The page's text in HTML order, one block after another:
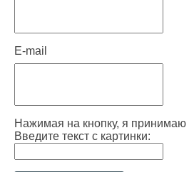
E-mail
Нажимая на кнопку, я принимаю
Введите текст с картинки: